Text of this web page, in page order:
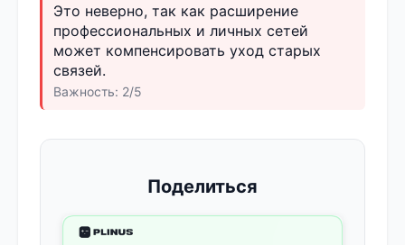
Это неверно, так как расширение
профессиональных и личных сетей
может компенсировать уход старых
связей.
Важность: 2/5
Поделиться